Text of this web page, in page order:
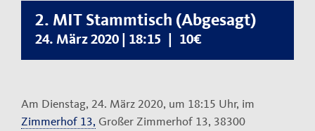
2. MIT Stammtisch (Abgesagt)
24. März 2020 | 18:15 10€
Am Dienstag, 24. März 2020, um 18:15 Uhr, im
Zimmerhof 13, Großer Zimmerhof 13, 38300